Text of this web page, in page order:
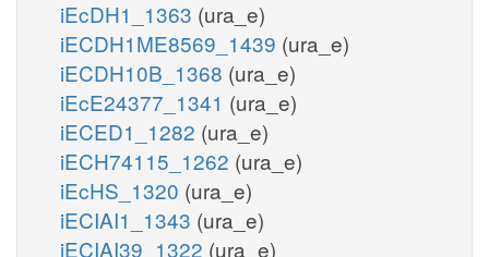
iEcDH1_1363 (ura_e)
iECDH1ME8569_1439 (ura_e)
iECDH10B_1368 (ura_e)
iEcE24377_1341 (ura_e)
iECED1_1282 (ura_e)
iECH74115_1262 (ura_e)
iEcHS_1320 (ura_e)
iECIAI1_1343 (ura_e)
iECIAI39_1322 (ura_e)